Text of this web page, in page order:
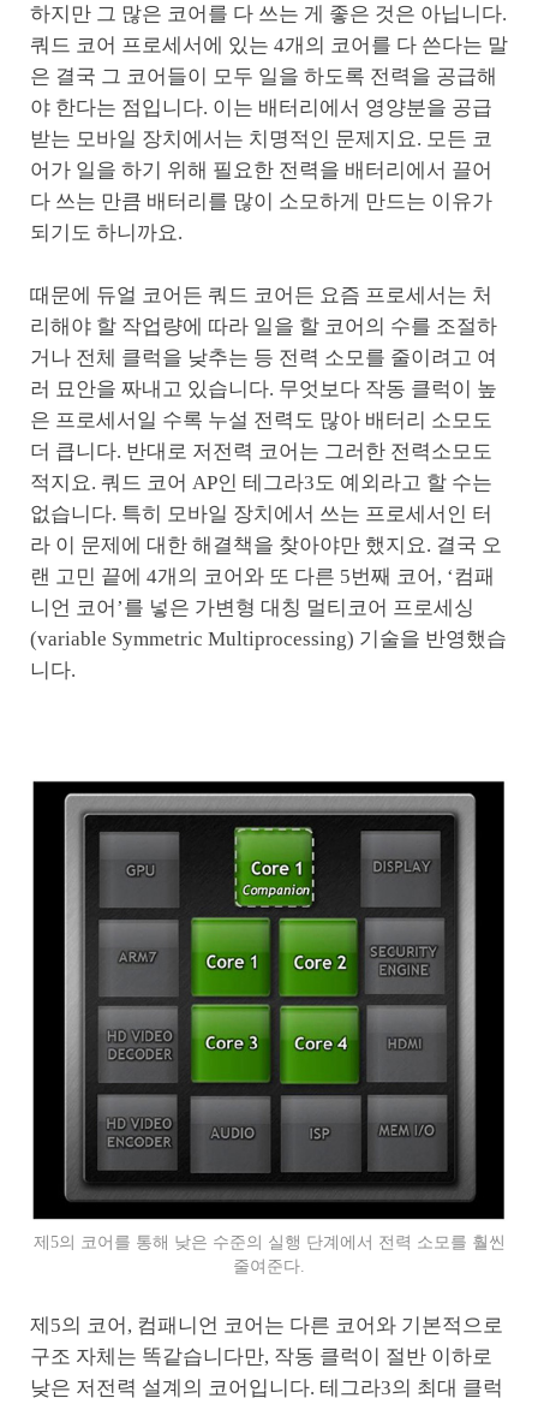
하지만 그 많은 코어를 다 쓰는 게 좋은 것은 아닙니다.
쿼드 코어 프로세서에 있는 4개의 코어를 다 쓴다는 말
은 결국 그 코어들이 모두 일을 하도록 전력을 공급해
야 한다는 점입니다. 이는 배터리에서 영양분을 공급
받는 모바일 장치에서는 치명적인 문제지요. 모든 코
어가 일을 하기 위해 필요한 전력을 배터리에서 끌어
다 쓰는 만큼 배터리를 많이 소모하게 만드는 이유가
되기도 하니까요.
때문에 듀얼 코어든 쿼드 코어든 요즘 프로세서는 처
리해야 할 작업량에 따라 일을 할 코어의 수를 조절하
거나 전체 클럭을 낮추는 등 전력 소모를 줄이려고 여
러 묘안을 짜내고 있습니다. 무엇보다 작동 클럭이 높
은 프로세서일 수록 누설 전력도 많아 배터리 소모도
더 큽니다. 반대로 저전력 코어는 그러한 전력소모도
적지요. 쿼드 코어 AP인 테그라3도 예외라고 할 수는
없습니다. 특히 모바일 장치에서 쓰는 프로세서인 터
라 이 문제에 대한 해결책을 찾아야만 했지요. 결국 오
랜 고민 끝에 4개의 코어와 또 다른 5번째 코어, ‘컴패
니언 코어’를 넣은 가변형 대칭 멀티코어 프로세싱
(variable Symmetric Multiprocessing) 기술을 반영했습
니다.
제5의 코어를 통해 낮은 수준의 실행 단계에서 전력 소모를 훨씬
줄여준다.
제5의 코어, 컴패니언 코어는 다른 코어와 기본적으로
구조 자체는 똑같습니다만, 작동 클럭이 절반 이하로
낮은 저전력 설계의 코어입니다. 테그라3의 최대 클럭